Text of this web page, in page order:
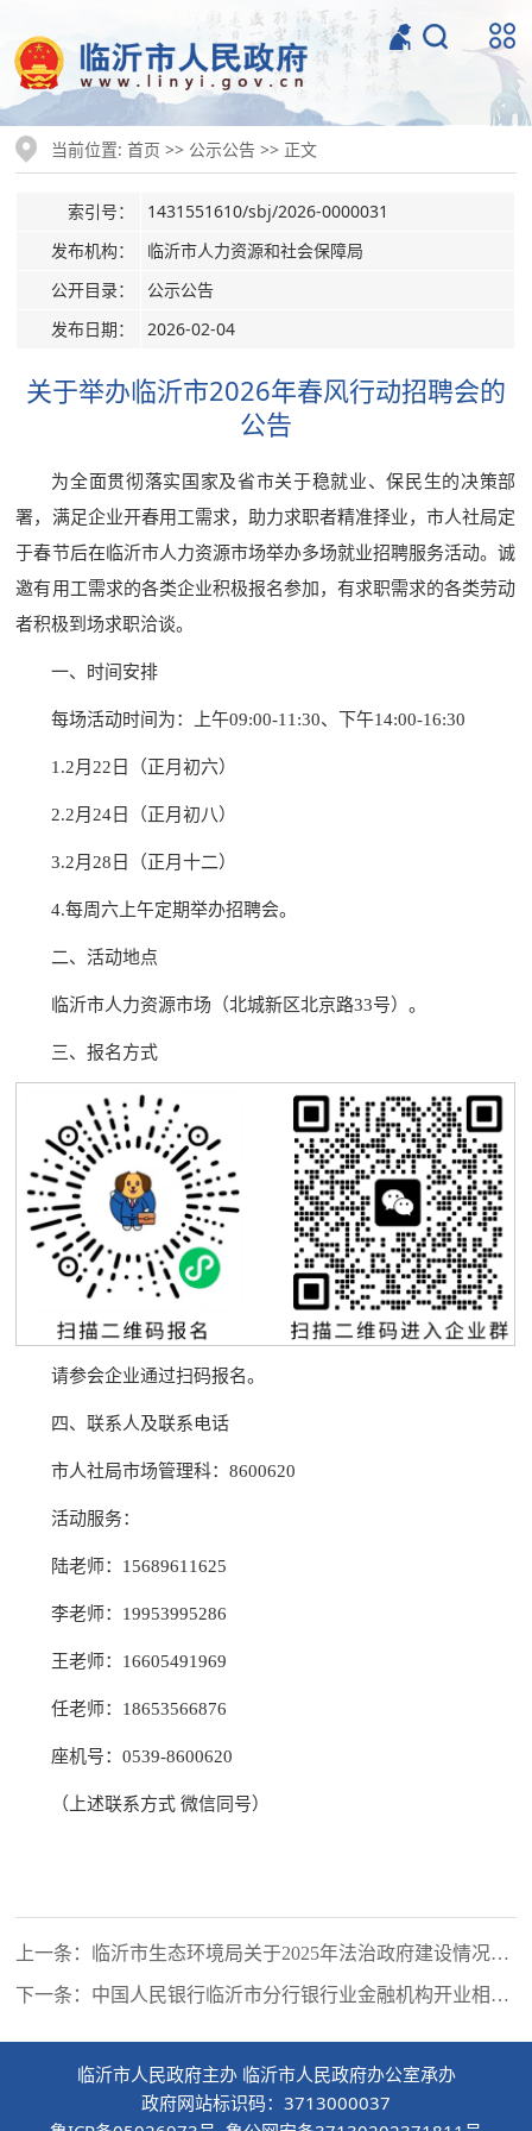
当前位置:首页 >> 公示公告 >> 正文
索引号：
1431551610/sbj/2026-0000031
发布机构：
临沂市人力资源和社会保障局
公开目录：
公示公告
发布日期：
2026-02-04
关于举办临沂市2026年春风行动招聘会的
公告
为全面贯彻落实国家及省市关于稳就业、保民生的决策部
署，满足企业开春用工需求，助力求职者精准择业，市人社局定
于春节后在临沂市人力资源市场举办多场就业招聘服务活动。诚
邀有用工需求的各类企业积极报名参加，有求职需求的各类劳动
者积极到场求职洽谈。
一、时间安排
每场活动时间为：上午09:00-11:30、下午14:00-16:30
1.2月22日（正月初六）
2.2月24日（正月初八）
3.2月28日（正月十二）
4.每周六上午定期举办招聘会。
二、活动地点
临沂市人力资源市场（北城新区北京路33号）。
三、报名方式
请参会企业通过扫码报名。
四、联系人及联系电话
市人社局市场管理科：8600620
活动服务：
陆老师：15689611625
李老师：19953995286
王老师：16605491969
任老师：18653566876
座机号：0539-8600620
（上述联系方式 微信同号）
上一条：临沂市生态环境局关于2025年法治政府建设情况的
下一条：中国人民银行临沂市分行银行业金融机构开业相关
临沂市人民政府主办 临沂市人民政府办公室承办
政府网站标识码：3713000037